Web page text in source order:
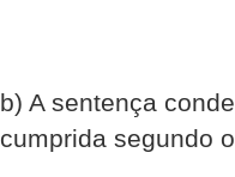
b) A sentença
cumprida segundo